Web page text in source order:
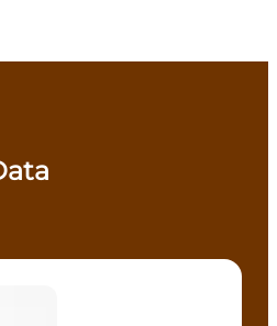
Head of VisitData